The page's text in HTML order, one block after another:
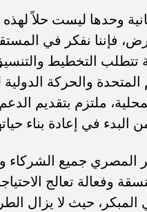
وحدها ليست حلاً لهذه
فإننا نفكر في
تتطلب التخطيط
والحركة
ملتزم بتقديم
في إعادة بناء
المصري جميع الشركاء
وفعالة تعالج
المبكر، حيث لا يزال